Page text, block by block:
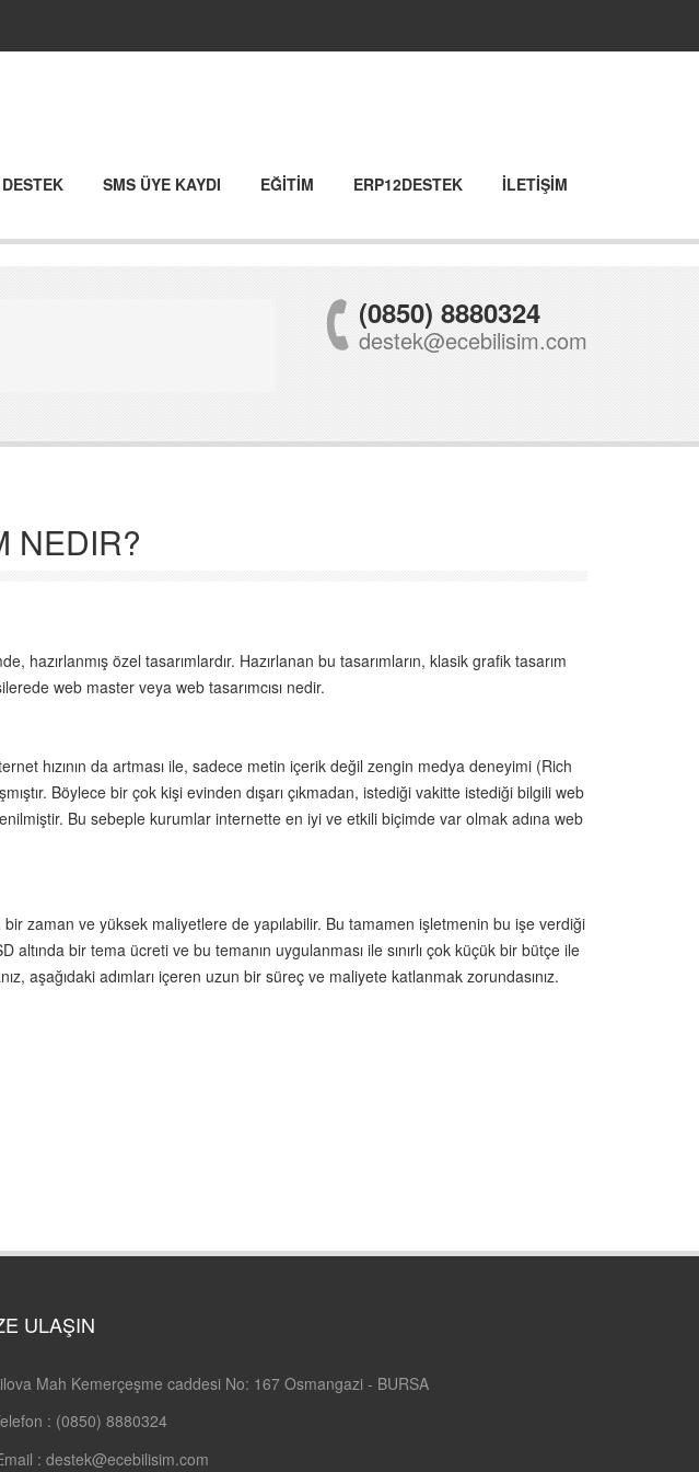
DESTEK SMS ÜYE KAYDI EĞİTİM ERP12DESTEK İLETİŞİM
(0850) 8880324
destek@ecebilisim.com
NEDIR?
hazırlanmış özel tasarımlardır. Hazırlanan bu tasarımların, klasik grafik tasarım
web master veya web tasarımcısı nedir.
hızının da artması ile, sadece metin içerik değil zengin medya deneyimi (Rich
Böylece bir çok kişi evinden dışarı çıkmadan, istediği vakitte istediği bilgili web
Bu sebeple kurumlar internette en iyi ve etkili biçimde var olmak adına web
zaman ve yüksek maliyetlere de yapılabilir. Bu tamamen işletmenin bu işe verdiği
bir tema ücreti ve bu temanın uygulanması ile sınırlı çok küçük bir bütçe ile
aşağıdaki adımları içeren uzun bir süreç ve maliyete katlanmak zorundasınız.
ULAŞIN
Mah Kemerçeşme caddesi No: 167 Osmangazi - BURSA
: (0850) 8880324
:destek@ecebilisim.com